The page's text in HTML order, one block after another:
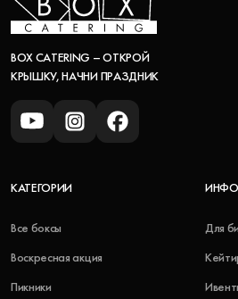
BOX CATERING – ОТКРОЙ
КРЫШКУ, НАЧНИ ПРАЗДНИК
КАТЕГОРИИ
Все боксы
Воскресная акция
Пикники
Для